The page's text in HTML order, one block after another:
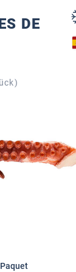
DE
produit :
Paquet